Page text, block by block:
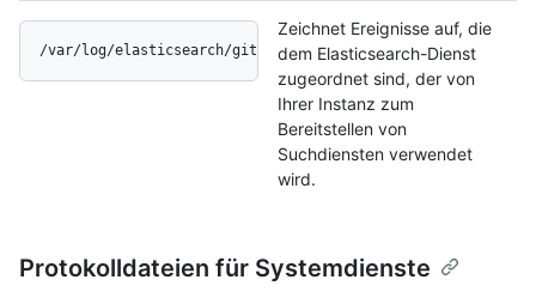
/var/log/elasticsearch/github-enterprise.log
Zeichnet Ereignisse auf, die
dem Elasticsearch-Dienst
zugeordnet sind, der von
Ihrer Instanz zum
Bereitstellen von
Suchdiensten verwendet
wird.
Protokolldateien für Systemdienste